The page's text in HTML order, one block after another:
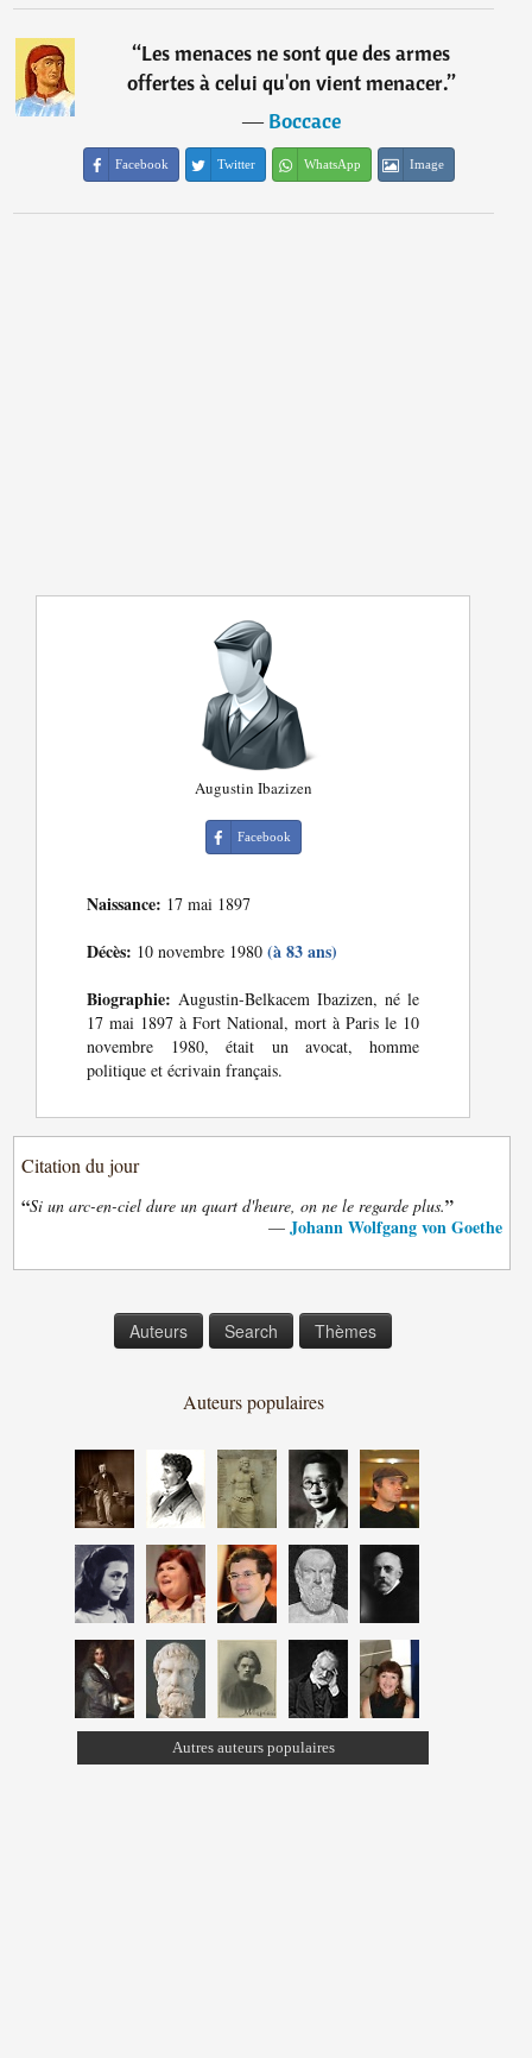
“Les menaces ne sont que des armes
offertes à celui qu'on vient menacer.”
―Boccace
Facebook Twitter WhatsApp Image
Augustin Ibazizen
Facebook
Naissance: 17 mai 1897
Décès: 10 novembre 1980(à 83 ans)
Biographie: Augustin-Belkacem Ibazizen, né le
17 mai 1897 à Fort National, mort à Paris le 10
novembre 1980, était un avocat, homme
politique et écrivain français.
Citation du jour
“Si un arc-en-ciel dure un quart d'heure, on ne le regarde plus.”
— Johann Wolfgang von Goethe
Auteurs Search Thèmes
Auteurs populaires
Autres auteurs populaires